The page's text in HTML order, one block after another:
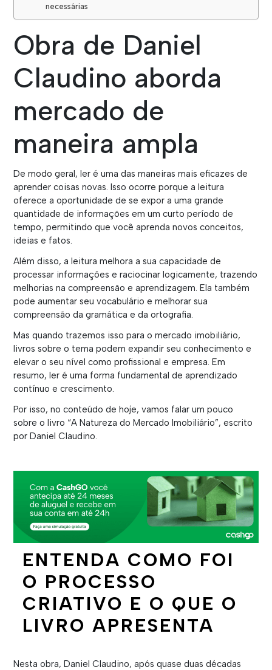
necessárias
Obra de Daniel
Claudino aborda
mercado de
maneira ampla
De modo geral, ler é uma das maneiras mais eficazes de
aprender coisas novas. Isso ocorre porque a leitura
oferece a oportunidade de se expor a uma grande
quantidade de informações em um curto período de
tempo, permitindo que você aprenda novos conceitos,
ideias e fatos.
Além disso, a leitura melhora a sua capacidade de
processar informações e raciocinar logicamente, trazendo
melhorias na compreensão e aprendizagem. Ela também
pode aumentar seu vocabulário e melhorar sua
compreensão da gramática e da ortografia.
Mas quando trazemos isso para o mercado imobiliário,
livros sobre o tema podem expandir seu conhecimento e
elevar o seu nível como profissional e empresa. Em
resumo, ler é uma forma fundamental de aprendizado
contínuo e crescimento.
Por isso, no conteúdo de hoje, vamos falar um pouco
sobre o livro “A Natureza do Mercado Imobiliário”, escrito
por Daniel Claudino.
ENTENDA COMO FOI
O PROCESSO
CRIATIVO E O QUE O
LIVRO APRESENTA
Nesta obra, Daniel Claudino, após quase duas décadas